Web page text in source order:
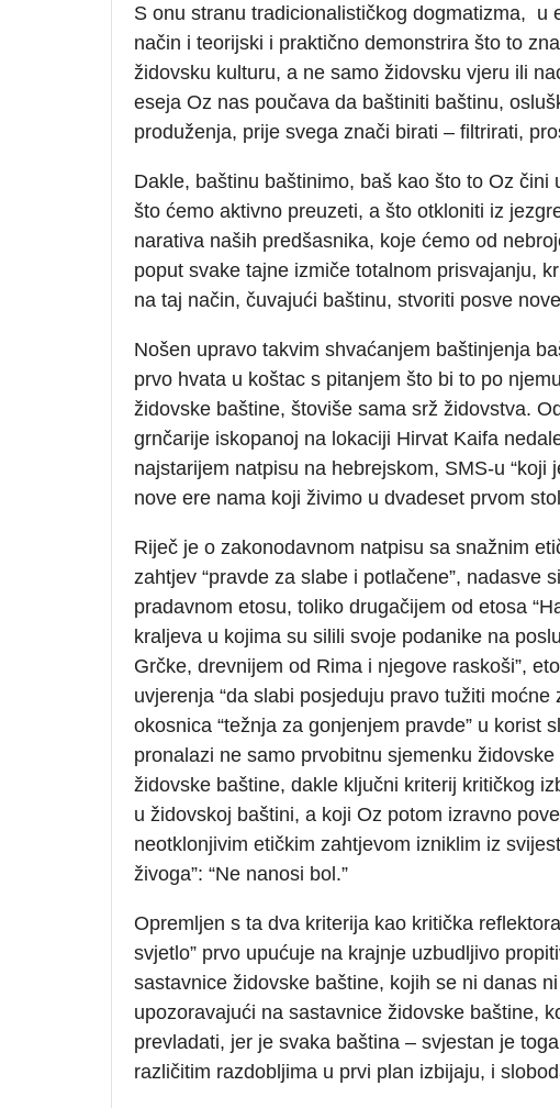
S onu stranu tradicionalističkog dogmatizma, u
način i teorijski i praktično demonstrira što to
židovsku kulturu, a ne samo židovsku vjeru ili
eseja Oz nas poučava da baštiniti baštinu,
produženja, prije svega znači birati – filtrirati,
Dakle, baštinu baštinimo, baš kao što to Oz
što ćemo aktivno preuzeti, a što otkloniti iz
narativa naših predšasnika, koje ćemo od
poput svake tajne izmiče totalnom prisvajanju,
na taj način, čuvajući baštinu, stvoriti posve
Nošen upravo takvim shvaćanjem baštinjenja
prvo hvata u koštac s pitanjem što bi to po
židovske baštine, štoviše sama srž židovstva.
grnčarije iskopanoj na lokaciji Hirvat Kaifa
najstarijem natpisu na hebrejskom, SMS-u
nove ere nama koji živimo u dvadeset prvom
Riječ je o zakonodavnom natpisu sa snažnim
zahtjev “pravde za slabe i potlačene”, nadasve
pradavnom etosu, toliko drugačijem od etosa
kraljeva u kojima su silili svoje podanike na
Grčke, drevnijem od Rima i njegove raskoši”,
uvjerenja “da slabi posjeduju pravo tužiti
okosnica “težnja za gonjenjem pravde” u korist
pronalazi ne samo prvobitnu sjemenku
židovske baštine, dakle ključni kriterij kritičkog
u židovskoj baštini, a koji Oz potom izravno
neotklonjivim etičkim zahtjevom izniklim iz
živoga”: “Ne nanosi bol.”
Opremljen s ta dva kriterija kao kritička
svjetlo” prvo upućuje na krajnje uzbudljivo
sastavnice židovske baštine, kojih se ni danas
upozoravajući na sastavnice židovske baštine,
prevladati, jer je svaka baština – svjestan je
različitim razdobljima u prvi plan izbijaju, i